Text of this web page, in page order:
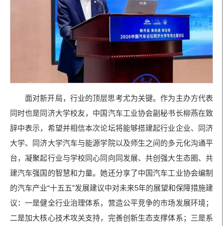
面对新开局，行业的顶层思考尤为关键。作为主办方代表
同时也是同济大学校友，中国汽车工业协会副秘书长柳燕在致
辞中表示，希望并相信本次论坛将能够搭建起行业企业、同济
大学、同济大学汽车与能源学院以及师生之间的多元化沟通平
台，凝聚起行业与学校同心同向同发展、共创强大生态圈、共
建汽车强国的智慧和力量。她还分享了中国汽车工业协会编制
的汽车产业“十五五”发展建议中对未来5年的展望和保障措施建
议：一是健全行业治理体系，营造公平竞争的市场发展环境；
二是加大核心技术攻关支持，完善创新生态支撑体系；三是系